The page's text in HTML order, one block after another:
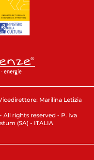
Marilina Letizia
All rights reserved - P. Iva
(SA) - ITALIA